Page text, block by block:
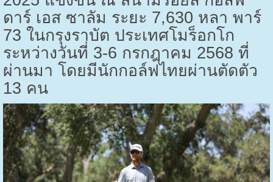
ดาร์ เอส ซาลัม ระยะ 7,630 หลา พาร์
73 ในกรุงราบัต ประเทศโมร็อกโก
ระหว่างวันที่ 3-6 กรกฎาคม 2568 ที่
ผ่านมา โดยมีนักกอล์ฟไทยผ่านตัดตัว
13 คน